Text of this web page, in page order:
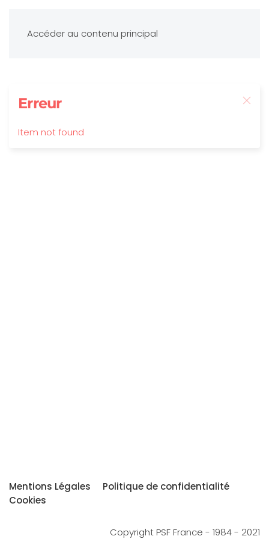
Accéder au contenu principal
Erreur
Item not found
Mentions Légales
Politique de confidentialité
Cookies
Copyright PSF France - 1984 - 2021